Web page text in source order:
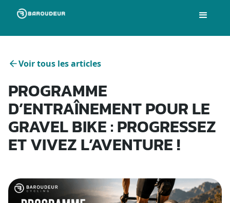
Voir tous les articles
PROGRAMME
D’ENTRAÎNEMENT POUR LE
GRAVEL BIKE : PROGRESSEZ
ET VIVEZ L’AVENTURE !